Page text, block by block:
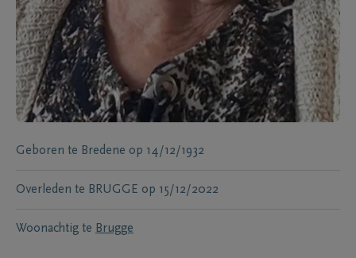
Geboren te Bredene op 14/12/1932
Overleden te BRUGGE op 15/12/2022
Woonachtig te Brugge